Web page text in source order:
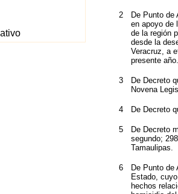
2
De Punto de
en apoyo de
de la región
desde la
Veracruz, a
presente año.
3
De Decreto
Novena
4 De Decreto
5
De Decreto
segundo;
Tamaulipas.
6
De Punto de
Estado,
hechos